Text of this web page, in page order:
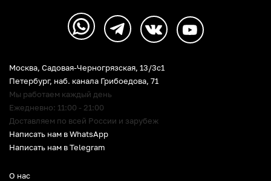
О нас
Москва, Садовая-Черногрязская, 13/3c1
Петербург, наб. канала Грибоедова, 71
Мы работаем каждый день
Ежедневно: 11:00 - 21:00
Доставляем по всей России и зарубеж
Написать нам в WhatsApp
Написать нам в Telegram